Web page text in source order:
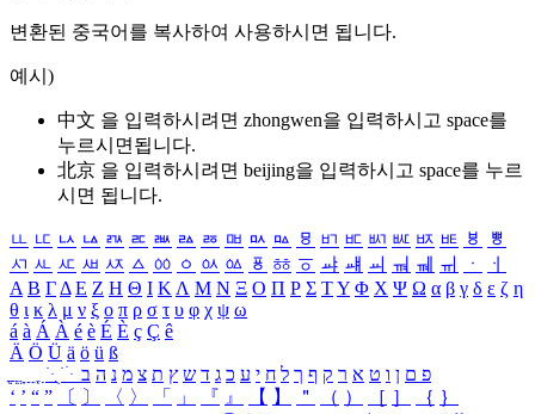
변환된 중국어를 복사하여 사용하시면 됩니다.
예시)
中文 을 입력하시려면 zhongwen을 입력하시고 space를
누르시면됩니다.
北京 을 입력하시려면 beijing을 입력하시고 space를 누르
시면 됩니다.
ㅥ ㅦ ㅧ ㅨ ㅩ ㅪ ㅫ ㅬ ㅭ ㅮ ㅯ ㅰ ㅱ ㅲ ㅳ ㅴ ㅵ ㅶ ㅷ ㅸ
ㅹ
ㅺ ㅻ ㅼ ㅽ ㅾ ㅿ ㆀ ㆁ ㆂ ㆃ ㆄ ㆅ ㆆ ㆇ ㆈ ㆉ ㆊ ㆋ ㆌ ㆍ
ㆎ
Α Β ΓΔ Ε Ζ Η Θ Ι ΚΛ Μ Ν Ξ Ο Π Ρ Σ ΤΥ Φ Χ Ψ Ω α β γ δ ε ζ η
θ ι κ λ μ ν ξ ο π ρ σ τ υ φ χ ψ ω
á à Á À é è É È ç Ç ê
Ä Ö Ü ä ö ü ß
ִֶֹ ֻּ ׁׂ פ ם ן ו ט א ר ק ף ך ל ח י ע כ ג ד ש ץ ת צ מ נ ה ב
‘ ’ “ ” 〔 〕 〈 〉 「 」 『 』 【 】 ＂ （ ） ［ ］ ｛ ｝